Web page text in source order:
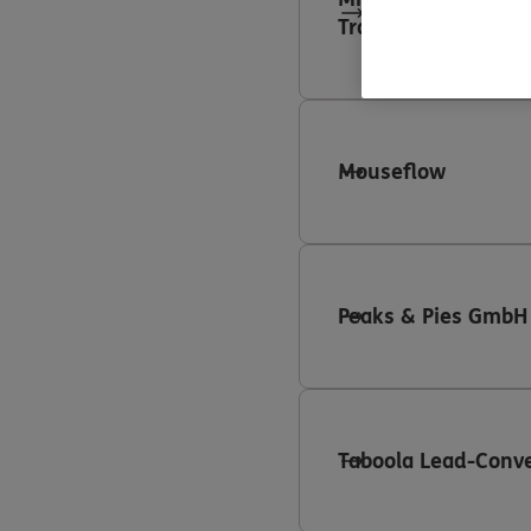
Tracking
Mouseflow
Peaks & Pies GmbH
Taboola Lead-